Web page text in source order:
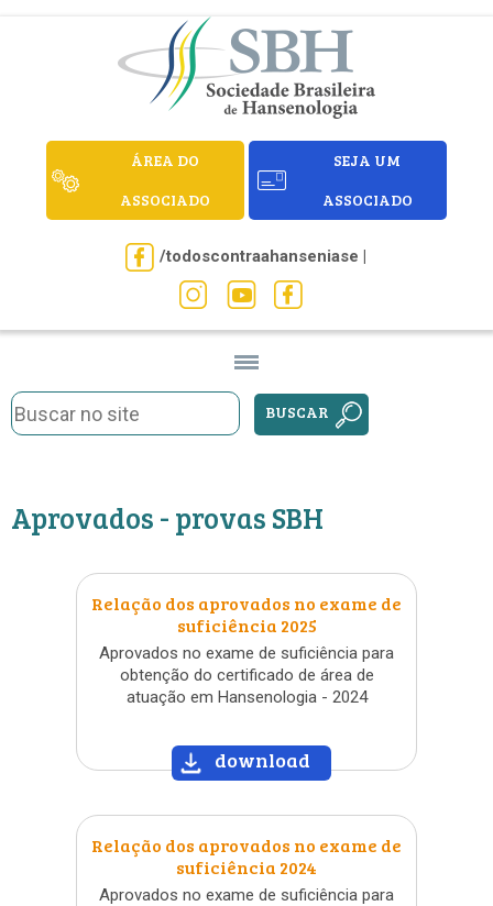
ÁREA DO
ASSOCIADO
SEJA UM
ASSOCIADO
/todoscontraahanseniase |
BUSCAR
Aprovados - provas SBH
Relação dos aprovados no exame de
suficiência 2025
download
»
Aprovados no exame de suficiência para
obtenção do certificado de área de
atuação em Hansenologia - 2024
Relação dos aprovados no exame de
suficiência 2024
Aprovados no exame de suficiência para